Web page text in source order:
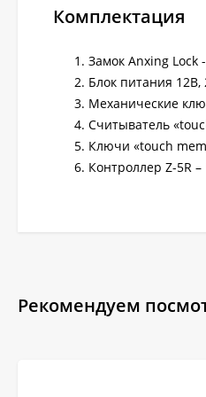
Комплектация
Замок Anxing Lock
Блок питания 12В,
Механические
Считыватель
Ключи «touch
Контроллер Z-5R
Рекомендуем